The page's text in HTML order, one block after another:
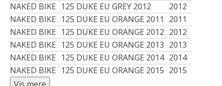
NAKED BIKE 125 DUKE EU GREY 2012
2012
NAKED BIKE 125 DUKE EU ORANGE 2011
2011
NAKED BIKE 125 DUKE EU ORANGE 2012 2012
NAKED BIKE 125 DUKE EU ORANGE 2013 2013
NAKED BIKE 125 DUKE EU ORANGE 2014 2014
NAKED BIKE 125 DUKE EU ORANGE 2015 2015